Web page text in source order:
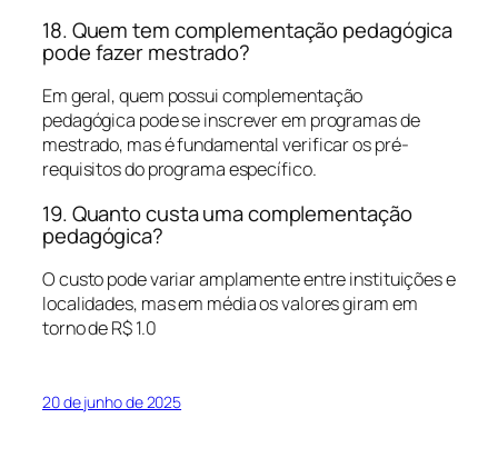
18. Quem tem complementação pedagógica
pode fazer mestrado?
Em geral, quem possui complementação
pedagógica pode se inscrever em programas de
mestrado, mas é fundamental verificar os pré-
requisitos do programa específico.
19. Quanto custa uma complementação
pedagógica?
O custo pode variar amplamente entre instituições e
localidades, mas em média os valores giram em
torno de R$ 1.0
20 de junho de 2025